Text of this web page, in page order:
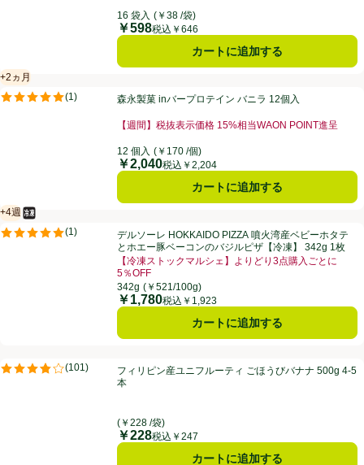
16 袋入 (￥38 /袋)
価格
￥598税込￥646
カートに追加する
森永製菓 inバープロテイン バニラ 12個入
+2ヵ月
賞味・消費期限保証：2ヵ月
(1 )
評価は1件のレビューで5点中5.0点。森永製菓 inバープロテイン バニラ 12個入
【週間】税抜表示価格 15%相当WAON POINT進呈
12 個入 (￥170 /個)
価格
￥2,040税込￥2,204
カートに追加する
デルソーレ HOKKAIDO PIZZA 噴火湾産ベビーホタテとホエー豚ベー
+4週
賞味・消費期限保証：4週間
冷凍食品
(1)
評価は1件のレビューで5点中5.0点。デルソーレ HOKKAIDO PIZZA 噴火湾産ベビーホタテ
とホエー豚ベーコンのバジルピザ【冷凍】 342g 1枚
【冷凍ストックマルシェ】よりどり3点購入ごとに
5％OFF
342g (￥521/100g)
価格
￥1,780税込￥1,923
カートに追加する
フィリピン産ユニフルーティ ごほうびバナナ 500g 4-5本
(101)
評価は101件のレビューで5点中3.8点。フィリピン産ユニフルーティ ごほうびバナナ 500g 4-5
本
(￥228 /袋)
価格
￥228税込￥247
カートに追加する